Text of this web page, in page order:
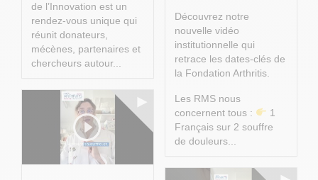
de l’Innovation est un
rendez-vous unique qui
réunit donateurs,
mécènes, partenaires et
chercheurs autour...
Découvrez notre
nouvelle vidéo
institutionnelle qui
retrace les dates-clés de
la Fondation Arthritis.
Les RMS nous
concernent tous :
1
Français sur 2 souffre
de douleurs...